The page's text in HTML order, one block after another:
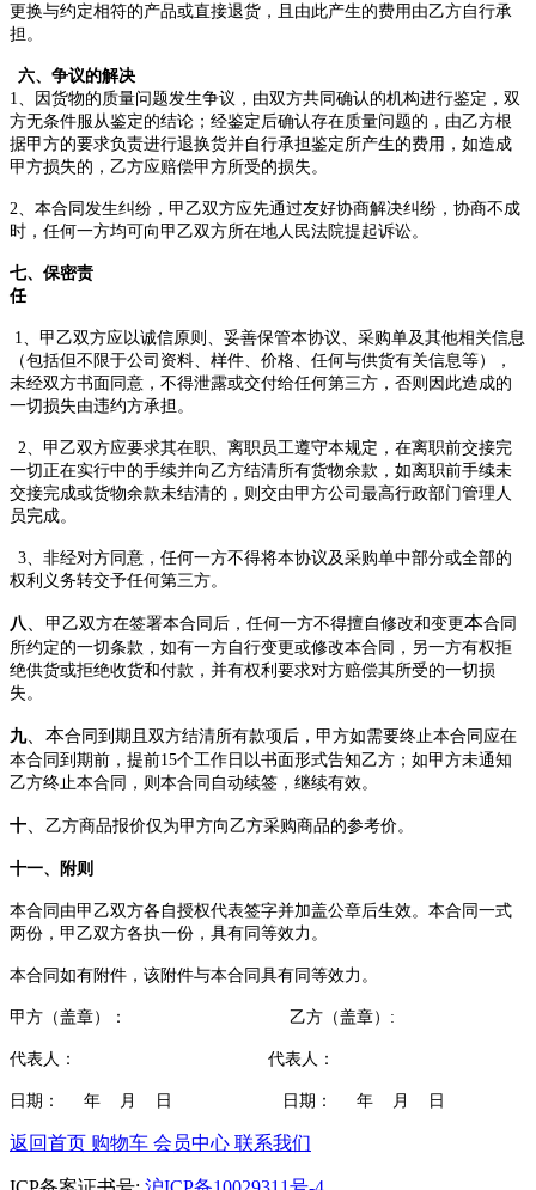
更换与约定相符的产品或直接退货 ， 且 由此产生的费用由乙方自行承
担。
六、争议的解决
1
、因货物的质量问题发生争议，由双方共同确认的机构进行鉴定，双
方无条件服从鉴定的结论；经鉴定后确认存在质量问题的，由乙方根
据甲方的要求负责进行退换货并自行承担鉴定所产生的费用，如造成
甲方损失的，乙方应赔偿甲方所受的损失。
2 本合同发生纠纷，甲乙双方应先通过友好协商解决纠纷 ，协商不成
时，任何一方均可向 甲乙双方所在地人民法院提起诉讼。
七、保密责
任
1
、甲乙双方应以诚信原则、妥善保管本协议、采购单及其他相关信息
（包括但不限于公司资料、样件、价格、任何与供货有关信息等），
未经双方书面同意，不得泄露或交付给任何第三方，否则因此造成的
一切损失由违约方承担。
2 、甲乙双方应要求其在职、离职员工遵守本规定，在离职前交接完
一切正在实行中的手续并向乙方结清所有货物余款，如离职前手续未
交接完成或货物余款未结清的， 则 交由甲方公司最高行政部门管理人
员完成。
3 、非经对方同意，任何一方不得将本协议及采购单中部分或全部的
权利义务转交予任何第三方。
八 甲乙双方在签署本合同后， 任何一方不得擅自修改和变更本合同
所约定的一切条款，如有一方自行变更或修改本合同，另一方有权拒
绝供货或拒绝收货和付款，并有权利要求对方赔偿其所受的一切损
失。
九、本合同到期 且 双方结清所有款项后， 甲方如需要终止本合同应在
本合同到期前 ，提前15个工作日以书面形式告知乙方；如甲方未通知
乙方终止本合同，则 本合同自动续签， 继续有效 。
十 乙方商品报价仅为甲方向乙方采购商品的参考价。
十一、附则
本合同由甲乙双方各自授权代表签字并加盖公章后生效。本合同一式
两份，甲乙双方各执一份， 具有 同等效力 。
本合同如有附件，该附件与本合同具有同等效力。
甲方（盖章） ： 乙方（盖章） :
代表人 ： 代表人：
日期： 年 月 日 日期： 年 月 日
返回首页 购物车 会员中心 联系我们